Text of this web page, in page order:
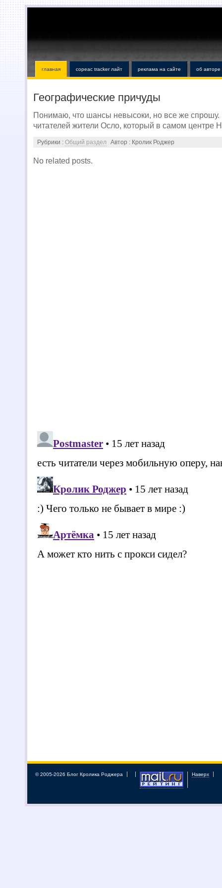
главная copeac tracker лайт реклама на сайте об авторе
Географические причуды
Понимаю, что шансы невысоки, но все же спрошу.
читателей жители Осло, который в самом центре
Рубрики : Общий раздел Автор : Кролик Роджер
No related posts.
© 2005-2026 Блог Кролика Роджера Наверх